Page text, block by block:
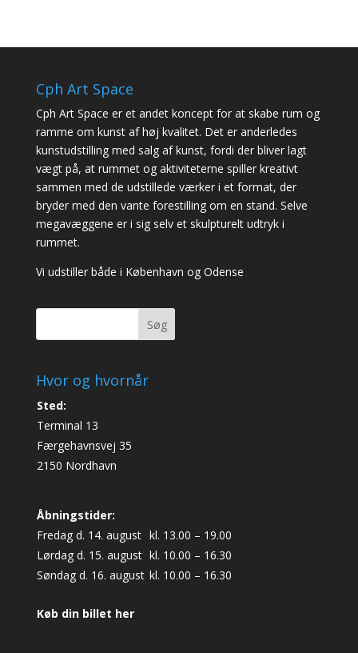
Cph Art Space
Cph Art Space er et andet koncept for at skabe rum og
ramme om kunst af høj kvalitet. Det er anderledes
kunstudstilling med salg af kunst, fordi der bliver lagt
vægt på, at rummet og aktiviteterne spiller kreativt
sammen med de udstillede værker i et format, der
bryder med den vante forestilling om en stand. Selve
megavæggene er i sig selv et skulpturelt udtryk i
rummet.
Vi udstiller både i København og Odense
Søg
Hvor og hvornår
Sted:
Terminal 13
Færgehavnsvej 35
2150 Nordhavn
Åbningstider:
Fredag d. 14. august kl. 13.00 – 19.00
Lørdag d. 15. august kl. 10.00 – 16.30
Søndag d. 16. august kl. 10.00 – 16.30
Køb din billet her